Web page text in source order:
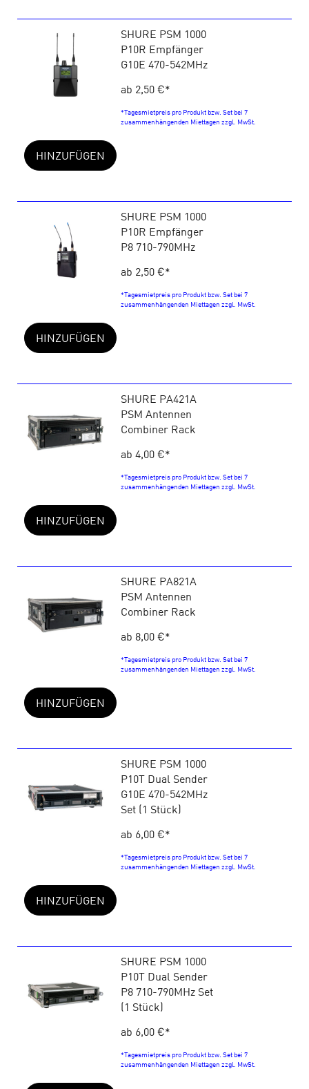
SHURE PSM 1000
P10R Empfänger
G10E 470-542MHz
ab 2,50 €*
*Tagesmietpreis pro Produkt bzw. Set bei 7
zusammenhängenden Miettagen zzgl. MwSt.
HINZUFÜGEN
SHURE PSM 1000
P10R Empfänger
P8 710-790MHz
ab 2,50 €*
*Tagesmietpreis pro Produkt bzw. Set bei 7
zusammenhängenden Miettagen zzgl. MwSt.
HINZUFÜGEN
SHURE PA421A
PSM Antennen
Combiner Rack
ab 4,00 €*
*Tagesmietpreis pro Produkt bzw. Set bei 7
zusammenhängenden Miettagen zzgl. MwSt.
HINZUFÜGEN
SHURE PA821A
PSM Antennen
Combiner Rack
ab 8,00 €*
*Tagesmietpreis pro Produkt bzw. Set bei 7
zusammenhängenden Miettagen zzgl. MwSt.
HINZUFÜGEN
SHURE PSM 1000
P10T Dual Sender
G10E 470-542MHz
Set (1 Stück)
ab 6,00 €*
*Tagesmietpreis pro Produkt bzw. Set bei 7
zusammenhängenden Miettagen zzgl. MwSt.
HINZUFÜGEN
SHURE PSM 1000
P10T Dual Sender
P8 710-790MHz Set
(1 Stück)
ab 6,00 €*
*Tagesmietpreis pro Produkt bzw. Set bei 7
zusammenhängenden Miettagen zzgl. MwSt.